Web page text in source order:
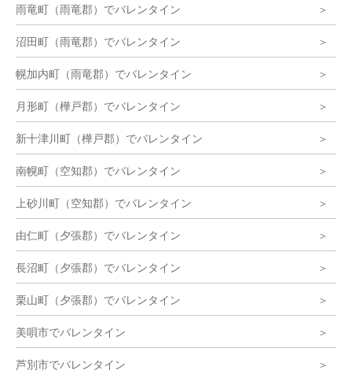
雨竜町（雨竜郡）でバレンタイン
沼田町（雨竜郡）でバレンタイン
幌加内町（雨竜郡）でバレンタイン
月形町（樺戸郡）でバレンタイン
新十津川町（樺戸郡）でバレンタイン
南幌町（空知郡）でバレンタイン
上砂川町（空知郡）でバレンタイン
由仁町（夕張郡）でバレンタイン
長沼町（夕張郡）でバレンタイン
栗山町（夕張郡）でバレンタイン
美唄市でバレンタイン
芦別市でバレンタイン